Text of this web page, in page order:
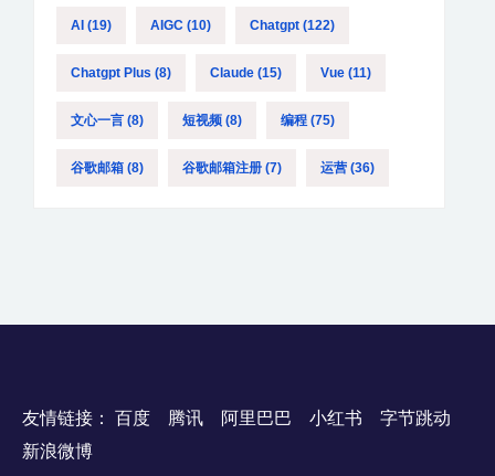
AI (19) AIGC (10) Chatgpt (122)
Chatgpt Plus (8) Claude (15) Vue (11)
文心一言 (8) 短视频 (8) 编程 (75)
谷歌邮箱 (8) 谷歌邮箱注册 (7) 运营 (36)
友情链接： 百度 腾讯 阿里巴巴 小红书
字节跳动
新浪微博